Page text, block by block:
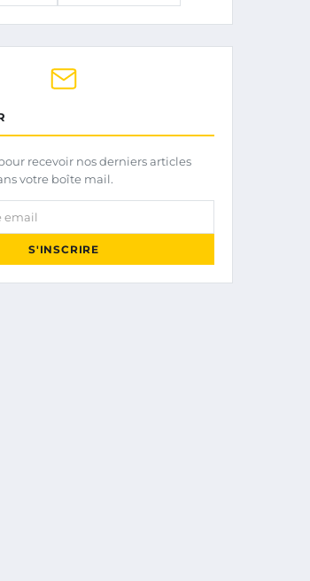
recevoir nos derniers articles
votre boîte mail.
email
S'INSCRIRE